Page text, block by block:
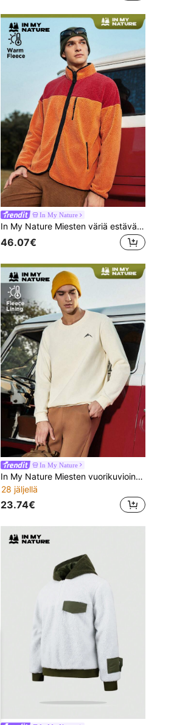
In My Nature
In My Nature Miesten väriä estävä ulkoilufleecetakki
46.07€
In My Nature
In My Nature Miesten vuorikuvioinen ulkoilufleecetakki
28 jäljellä
23.74€